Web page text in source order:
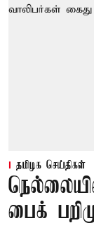
தமிழக செய்திகள்
பைக்